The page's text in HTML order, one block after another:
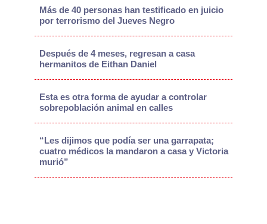
Más de 40 personas han testificado en juicio
por terrorismo del Jueves Negro
Después de 4 meses, regresan a casa
hermanitos de Eithan Daniel
Esta es otra forma de ayudar a controlar
sobrepoblación animal en calles
“Les dijimos que podía ser una garrapata;
cuatro médicos la mandaron a casa y Victoria
murió”